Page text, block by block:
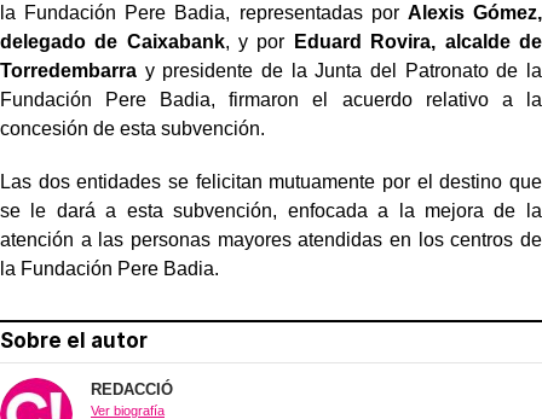
la Fundación Pere Badia, representadas por Alexis Gómez,
delegado de Caixabank, y por
Eduard Rovira, alcalde de
Torredembarra y presidente de la Junta del Patronato de la
Fundación Pere Badia, firmaron el acuerdo relativo a la
concesión de esta subvención.
Las dos entidades se felicitan mutuamente por el destino que
se le dará a esta subvención, enfocada a la mejora de la
atención a las personas mayores atendidas en los centros de
la Fundación Pere Badia.
Sobre el autor
REDACCIÓ
Ver biografía